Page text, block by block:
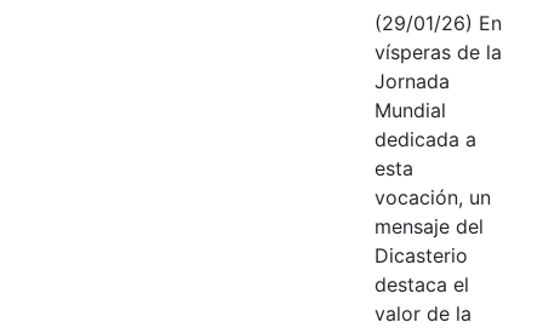
(29/01/26) En
vísperas de la
Jornada
Mundial
dedicada a
esta
vocación, un
mensaje del
Dicasterio
destaca el
valor de la